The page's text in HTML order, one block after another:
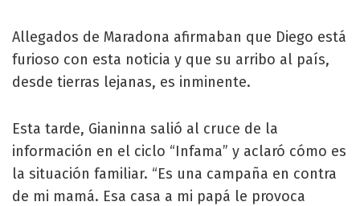
Allegados de Maradona afirmaban que Diego está
furioso con esta noticia y que su arribo al país,
desde tierras lejanas, es inminente.
Esta tarde, Gianinna salió al cruce de la
información en el ciclo “Infama” y aclaró cómo es
la situación familiar. “Es una campaña en contra
de mi mamá. Esa casa a mi papá le provoca